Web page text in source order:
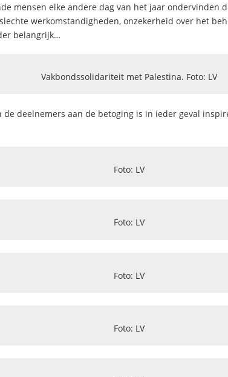
mensen elke andere dag van het jaar ondervinden
werkomstandigheden, onzekerheid over het
belangrijk…
Vakbondssolidariteit met Palestina. Foto: LV
de deelnemers aan de betoging is in ieder geval
Foto: LV
Foto: LV
Foto: LV
Foto: LV